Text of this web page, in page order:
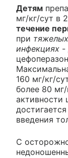
Детям
мг/кг/сут в
течение
при
инфекциях -
160 мг/кг/
более 80
активности
введения
С